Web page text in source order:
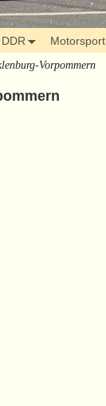
Motorsport
Vorpommern